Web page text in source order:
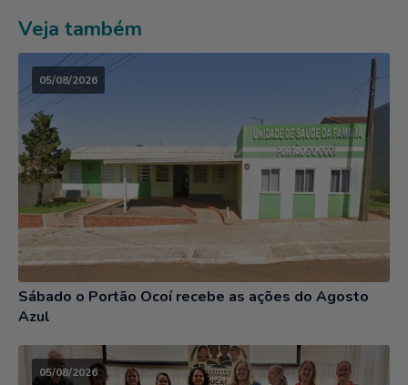
Veja também
05/08/2026
Sábado o Portão Ocoí recebe as ações do Agosto
Azul
05/08/2026